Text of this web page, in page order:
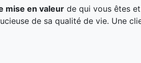
mise en valeur de qui vous êtes
de sa qualité de vie. Une